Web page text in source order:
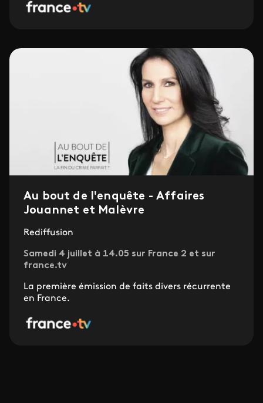
Au bout de l'enquête - Affaires
Jouannet et Malèvre
Rediffusion
Samedi 4 juillet à 14.05 sur France 2 et sur
france.tv
La première émission de faits divers récurrente
en France.